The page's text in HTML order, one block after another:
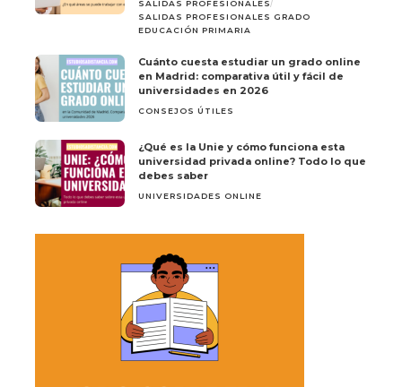
SALIDAS PROFESIONALES
SALIDAS PROFESIONALES GRADO
EDUCACIÓN PRIMARIA
Cuánto cuesta estudiar un grado online
en Madrid: comparativa útil y fácil de
universidades en 2026
CONSEJOS ÚTILES
¿Qué es la Unie y cómo funciona esta
universidad privada online? Todo lo que
debes saber
UNIVERSIDADES ONLINE